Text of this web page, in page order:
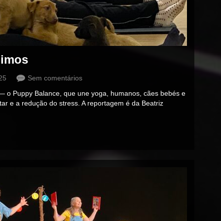
Sem comentários
o Puppy Balance, que une yoga, humanos, cães bebés e
e a redução do stress. A reportagem é da Beatriz